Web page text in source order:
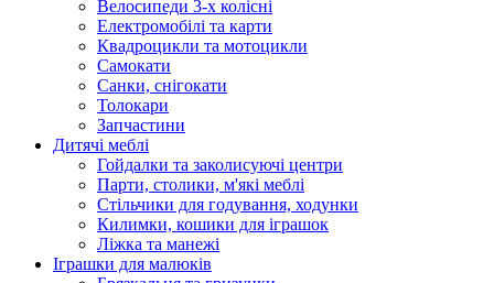
Велосипеди 3-х колісні
Електромобілі та карти
Квадроцикли та мотоцикли
Самокати
Санки, снігокати
Толокари
Запчастини
Дитячі меблі
Гойдалки та заколисуючі центри
Парти, столики, м'які меблі
Стільчики для годування, ходунки
Килимки, кошики для іграшок
Ліжка та манежі
Іграшки для малюків